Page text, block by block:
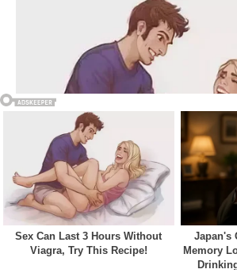
Acest site web folosește cookie-uri
experiența. Vom presupune că sunteți
vă continuați navigarea.
Cookie